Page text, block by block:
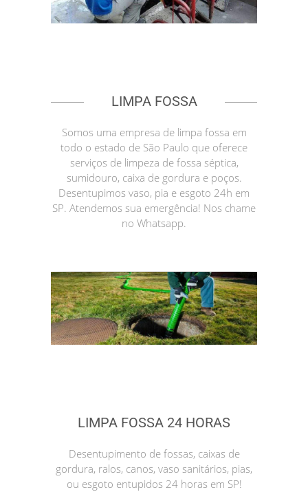
LIMPA FOSSA
Somos uma empresa de limpa fossa em
todo o estado de São Paulo que oferece
serviços de limpeza de fossa séptica,
sumidouro, caixa de gordura e poços.
Desentupimos vaso, pia e esgoto 24h em
SP. Atendemos sua emergência! Nos chame
no Whatsapp.
LIMPA FOSSA 24 HORAS
Desentupimento de fossas, caixas de
gordura, ralos, canos, vaso sanitários, pias,
ou esgoto entupidos 24 horas em SP!